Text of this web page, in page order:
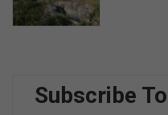
Subscribe